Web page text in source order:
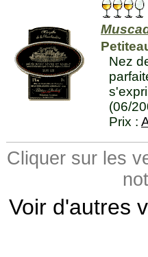
Nez
(06/
Prix :
Cliquer sur les
Voir d'autres